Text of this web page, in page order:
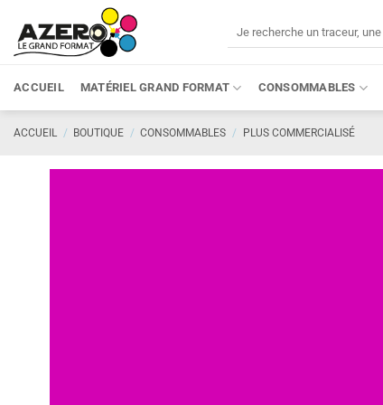
contenu
ACCUEIL MATÉRIEL GRAND FORMAT CONSOMMABLES
ACCUEIL / BOUTIQUE / CONSOMMABLES / PLUS COMMERCIALISÉ